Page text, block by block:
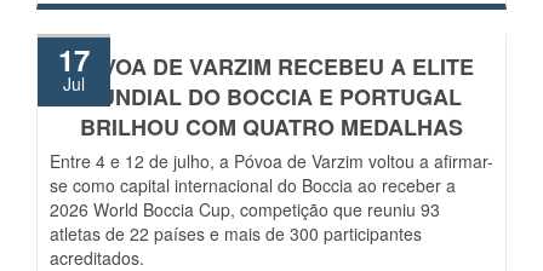
PÓVOA DE VARZIM RECEBEU A ELITE
MUNDIAL DO BOCCIA E PORTUGAL
BRILHOU COM QUATRO MEDALHAS
17
Jul
Entre 4 e 12 de julho, a Póvoa de Varzim voltou a afirmar-
se como capital internacional do Boccia ao receber a
2026 World Boccia Cup, competição que reuniu 93
atletas de 22 países e mais de 300 participantes
acreditados.